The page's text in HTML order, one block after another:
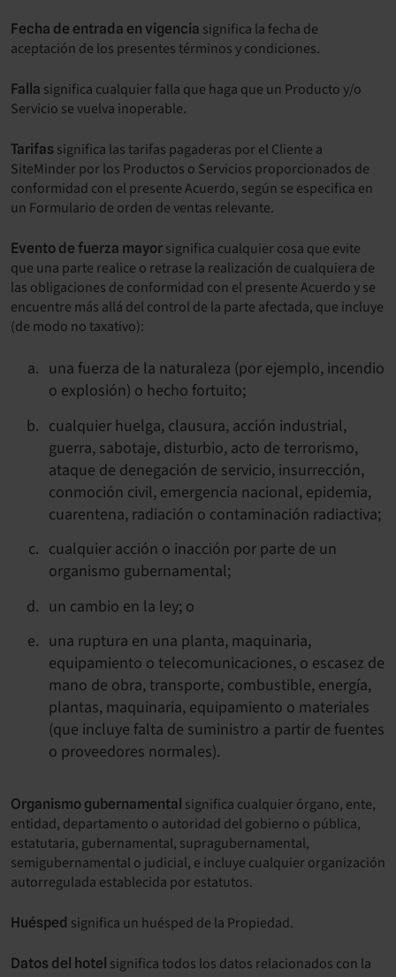
Fecha de entrada en vigencia significa la fecha de
aceptación de los presentes términos y condiciones.
Falla significa cualquier falla que haga que un Producto y/o
Servicio se vuelva inoperable.
Tarifas significa las tarifas pagaderas por el Cliente a
SiteMinder por los Productos o Servicios proporcionados de
conformidad con el presente Acuerdo, según se especifica en
un Formulario de orden de ventas relevante.
Evento de fuerza mayor significa cualquier cosa que evite
que una parte realice o retrase la realización de cualquiera de
las obligaciones de conformidad con el presente Acuerdo y se
encuentre más allá del control de la parte afectada, que incluye
(de modo no taxativo):
una fuerza de la naturaleza (por ejemplo, incendio
o explosión) o hecho fortuito;
cualquier huelga, clausura, acción industrial,
guerra, sabotaje, disturbio, acto de terrorismo,
ataque de denegación de servicio, insurrección,
conmoción civil, emergencia nacional, epidemia,
cuarentena, radiación o contaminación radiactiva;
cualquier acción o inacción por parte de un
organismo gubernamental;
un cambio en la ley; o
una ruptura en una planta, maquinaria,
equipamiento o telecomunicaciones, o escasez de
mano de obra, transporte, combustible, energía,
plantas, maquinaria, equipamiento o materiales
(que incluye falta de suministro a partir de fuentes
o proveedores normales).
Organismo gubernamental significa cualquier órgano, ente,
entidad, departamento o autoridad del gobierno o pública,
estatutaria, gubernamental, supragubernamental,
semigubernamental o judicial, e incluye cualquier organización
autorregulada establecida por estatutos.
Huésped significa un huésped de la Propiedad.
Datos del hotel significa todos los datos relacionados con la